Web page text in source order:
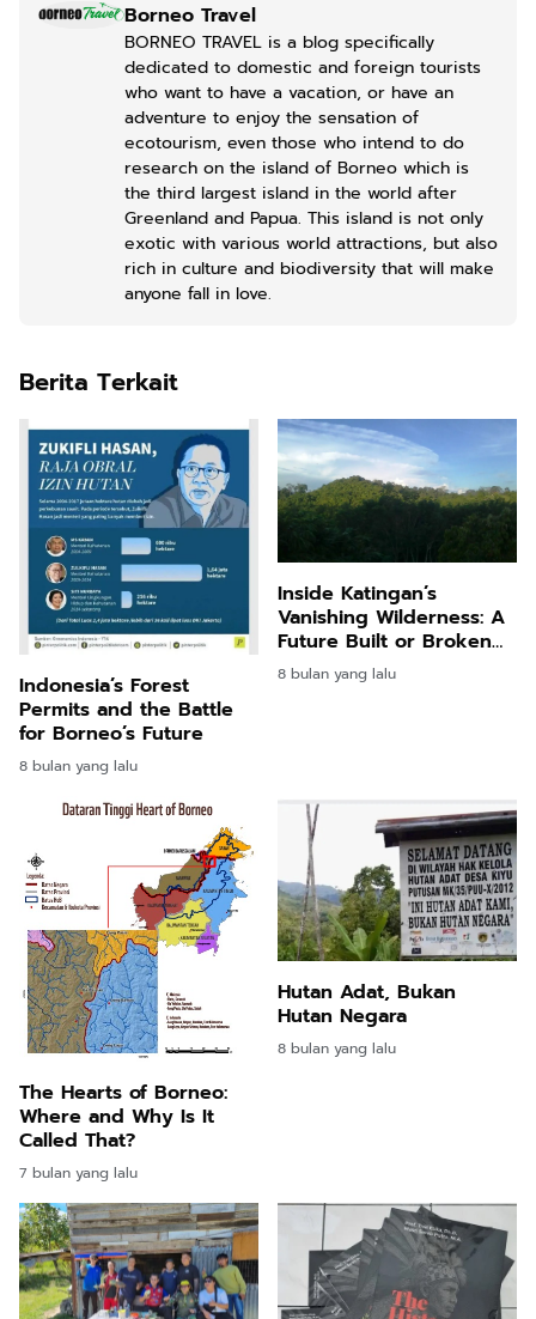
Borneo Travel
BORNEO TRAVEL is a blog specifically
dedicated to domestic and foreign tourists
who want to have a vacation, or have an
adventure to enjoy the sensation of
ecotourism, even those who intend to do
research on the island of Borneo which is
the third largest island in the world after
Greenland and Papua. This island is not only
exotic with various world attractions, but also
rich in culture and biodiversity that will make
anyone fall in love.
Berita Terkait
Indonesia’s Forest
Permits and the Battle
for Borneo’s Future
8 bulan yang lalu
Inside Katingan’s
Vanishing Wilderness: A
Future Built or Broken
by the Forest
8 bulan yang lalu
The Hearts of Borneo:
Where and Why Is It
Called That?
7 bulan yang lalu
Hutan Adat, Bukan
Hutan Negara
8 bulan yang lalu